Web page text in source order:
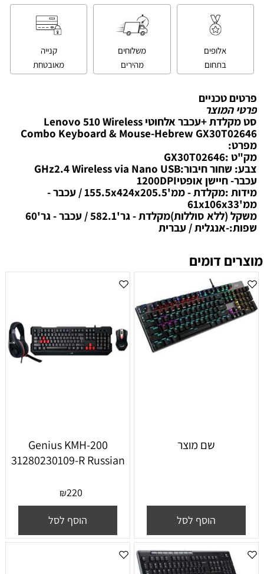
אלופים
בתחום
משלוחים
מהירים
קנייה
מאובטחת
פרטים טכניים
פרטי המוצר
סט מקלדת +עכבר אלחוטי Lenovo 510 Wireless
Combo Keyboard & Mouse-Hebrew GX30T02646
מפרט:
מק"ט :GX30T02646
צבע: שחור חיבור:GHz2.4 Wireless via Nano USB
עכבר- חיישן אופטי1200DPI
מידות :מקלדת - ממ'155.5x424x205.5 / עכבר -
ממ'61x106x33
משקל (ללא סוללות)מקלדת - גר'582.1 / עכבר - גר'60
שפות:-אנגלית / עברית
מוצרים דומים
שם מוצר
הוסף לסל
Genius KMH-200
31280230109-R Russian
₪220
הוסף לסל